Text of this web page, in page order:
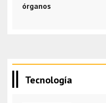
órganos
Tecnología